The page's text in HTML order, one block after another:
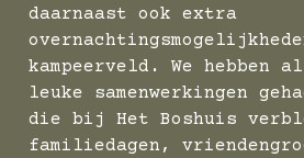
daarnaast ook extra
kampeerveld. We hebben
leuke samenwerkingen
die bij Het Boshuis
familiedagen,